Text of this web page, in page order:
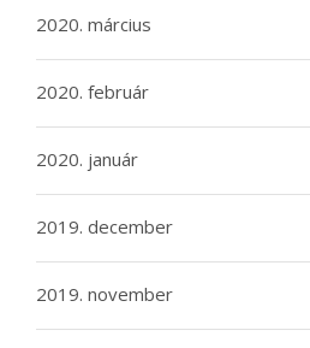
2020. március
2020. február
2020. január
2019. december
2019. november